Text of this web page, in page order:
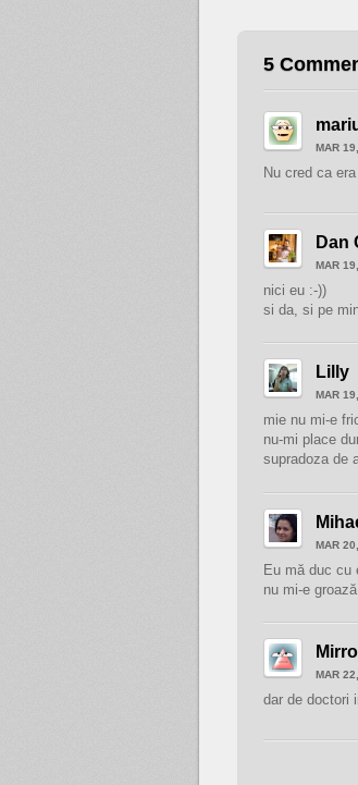
5
MAR
Nu cred ca
Dan
MAR
nici eu :-))
si da, si pe
Lilly
MAR
mie nu mi-e
nu-mi place
supradoza de
MAR
Eu mă duc cu
nu mi-e
MAR
dar de doctori